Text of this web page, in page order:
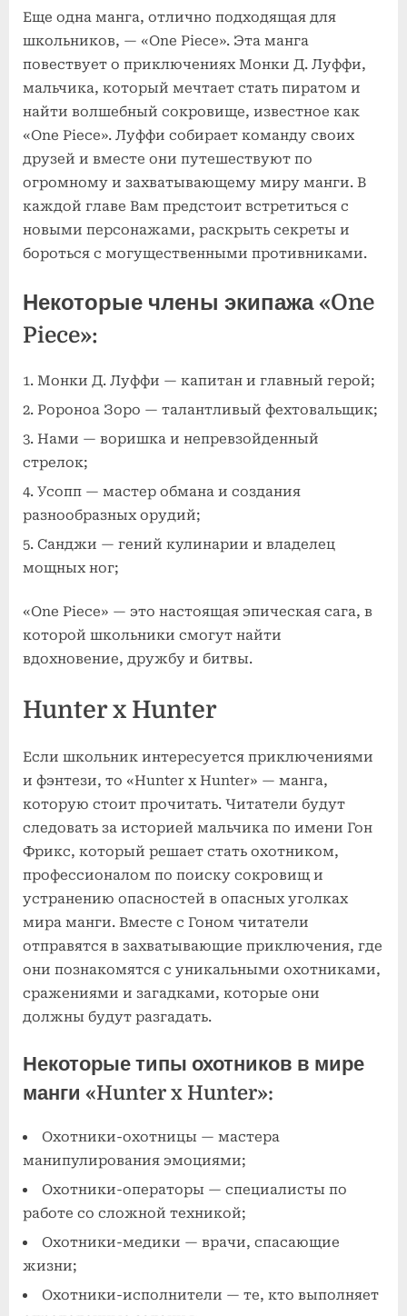
Еще одна манга, отлично подходящая для
школьников, — «One Piece». Эта манга
повествует о приключениях Монки Д. Луффи,
мальчика, который мечтает стать пиратом и
найти волшебный сокровище, известное как
«One Piece». Луффи собирает команду своих
друзей и вместе они путешествуют по
огромному и захватывающему миру манги. В
каждой главе Вам предстоит встретиться с
новыми персонажами, раскрыть секреты и
бороться с могущественными противниками.
Некоторые члены экипажа «One
Piece»:
Монки Д. Луффи — капитан и главный герой;
Ророноа Зоро — талантливый фехтовальщик;
Нами — воришка и непревзойденный
стрелок;
Усопп — мастер обмана и создания
разнообразных орудий;
Санджи — гений кулинарии и владелец
мощных ног;
«One Piece» — это настоящая эпическая сага, в
которой школьники смогут найти
вдохновение, дружбу и битвы.
Hunter x Hunter
Если школьник интересуется приключениями
и фэнтези, то «Hunter x Hunter» — манга,
которую стоит прочитать. Читатели будут
следовать за историей мальчика по имени Гон
Фрикс, который решает стать охотником,
профессионалом по поиску сокровищ и
устранению опасностей в опасных уголках
мира манги. Вместе с Гоном читатели
отправятся в захватывающие приключения, где
они познакомятся с уникальными охотниками,
сражениями и загадками, которые они
должны будут разгадать.
Некоторые типы охотников в мире
манги «Hunter x Hunter»:
Охотники-охотницы — мастера
манипулирования эмоциями;
Охотники-операторы — специалисты по
работе со сложной техникой;
Охотники-медики — врачи, спасающие
жизни;
Охотники-исполнители — те, кто выполняет